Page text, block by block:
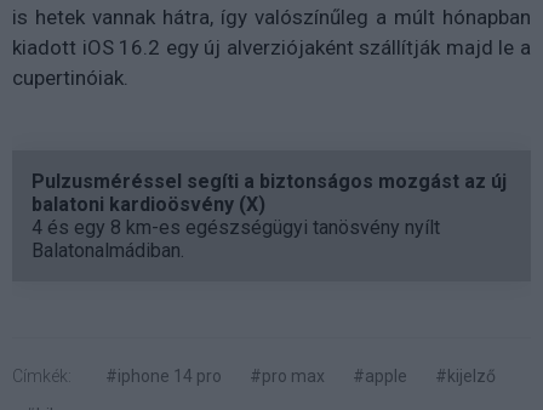
is hetek vannak hátra, így valószínűleg a múlt hónapban
kiadott iOS 16.2 egy új alverziójaként szállítják majd le a
cupertinóiak.
Pulzusméréssel segíti a biztonságos mozgást az új
balatoni kardioösvény (X)
4 és egy 8 km-es egészségügyi tanösvény nyílt
Balatonalmádiban.
Címkék: #iphone 14 pro #pro max #apple
#kijelző